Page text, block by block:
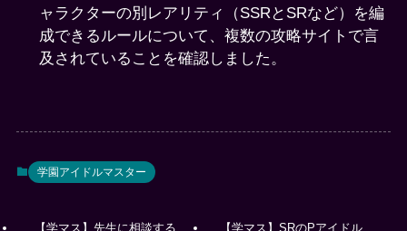
ャラクターの別レアリティ（SSRとSRなど）を編
成できるルールについて、複数の攻略サイトで言
及されていることを確認しました。
学園アイドルマスター
【学マス】先生に相談する 【学マス】SRのPアイドル